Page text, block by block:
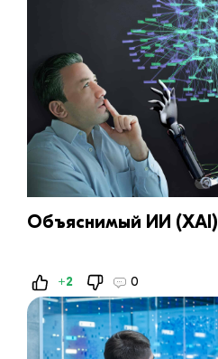
Объяснимый ИИ (XAI)
+2 0